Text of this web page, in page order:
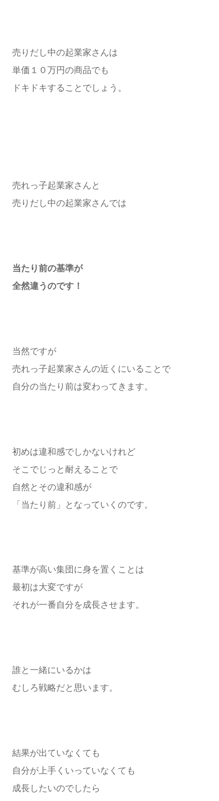
売りだし中の起業家さんは
単価１０万円の商品でも
ドキドキすることでしょう。
売れっ子起業家さんと
売りだし中の起業家さんでは
当たり前の基準が
全然違うのです！
当然ですが
売れっ子起業家さんの近くにいることで
自分の当たり前は変わってきます。
初めは違和感でしかないけれど
そこでじっと耐えることで
自然とその違和感が
「当たり前」となっていくのです。
基準が高い集団に身を置くことは
最初は大変ですが
それが一番自分を成長させます。
誰と一緒にいるかは
むしろ戦略だと思います。
結果が出ていなくても
自分が上手くいっていなくても
成長したいのでしたら